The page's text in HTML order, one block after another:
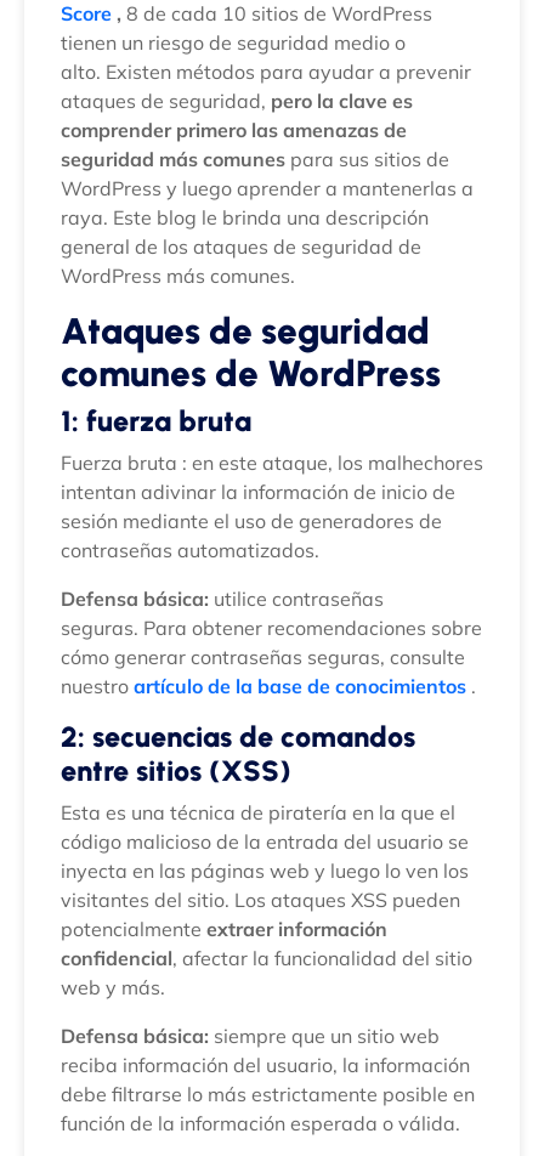
Score , 8 de cada 10 sitios de WordPress
tienen un riesgo de seguridad medio o
alto. Existen métodos para ayudar a prevenir
ataques de seguridad, pero la clave es
comprender primero las amenazas de
seguridad más comunes para sus sitios de
WordPress y luego aprender a mantenerlas a
raya. Este blog le brinda una descripción
general de los ataques de seguridad de
WordPress más comunes.
Ataques de seguridad
comunes de WordPress
1: fuerza bruta
Fuerza bruta : en este ataque, los malhechores
intentan adivinar la información de inicio de
sesión mediante el uso de generadores de
contraseñas automatizados.
Defensa básica: utilice contraseñas
seguras. Para obtener recomendaciones sobre
cómo generar contraseñas seguras, consulte
nuestro artículo de la base de conocimientos .
2: secuencias de comandos
entre sitios (XSS)
Esta es una técnica de piratería en la que el
código malicioso de la entrada del usuario se
inyecta en las páginas web y luego lo ven los
visitantes del sitio. Los ataques XSS pueden
potencialmente extraer información
confidencial, afectar la funcionalidad del sitio
web y más.
Defensa básica: siempre que un sitio web
reciba información del usuario, la información
debe filtrarse lo más estrictamente posible en
función de la información esperada o válida.